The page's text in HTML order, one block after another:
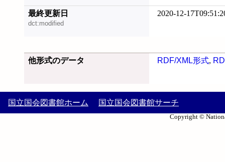
最終更新日
dct:modified
2020-12-
他形式のデータ RDF/XML形式,
国立国会図書館ホーム 国立国会図書館サーチ
Copyright ©